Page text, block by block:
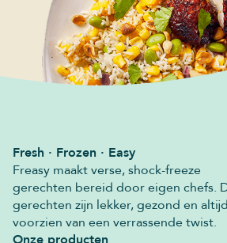
Fresh · Frozen · Easy
Freasy maakt verse, shock-freeze
gerechten bereid door eigen chefs.
gerechten zijn lekker, gezond en altijd
voorzien van een verrassende twist.